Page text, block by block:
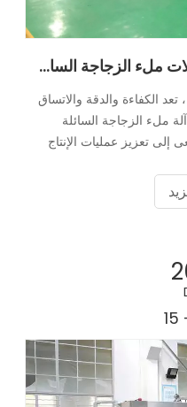
10 فوائد رئيسية لاستخدام آلات ملء الزجاجة السائلة الآلية
الكفاءة والدقة والاتساق
ملء الزجاجة السائلة
إلى تعزيز عمليات الإنتاج
، فإن فهم فوائد هذه
اتخاذ القرار. فيما يلي عشر
-